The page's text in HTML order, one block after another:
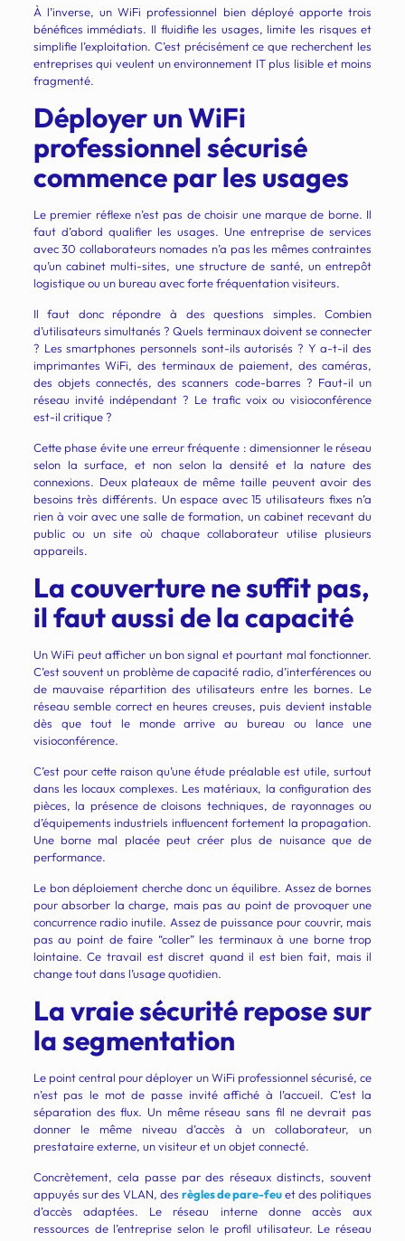
À l’inverse, un WiFi professionnel bien déployé apporte trois
bénéfices immédiats. Il fluidifie les usages, limite les risques et
simplifie l’exploitation. C’est précisément ce que recherchent les
entreprises qui veulent un environnement IT plus lisible et moins
fragmenté.
Déployer un WiFi
professionnel sécurisé
commence par les usages
Le premier réflexe n’est pas de choisir une marque de borne. Il
faut d’abord qualifier les usages. Une entreprise de services
avec 30 collaborateurs nomades n’a pas les mêmes contraintes
qu’un cabinet multi-sites, une structure de santé, un entrepôt
logistique ou un bureau avec forte fréquentation visiteurs.
Il faut donc répondre à des questions simples. Combien
d’utilisateurs simultanés ? Quels terminaux doivent se connecter
? Les smartphones personnels sont-ils autorisés ? Y a-t-il des
imprimantes WiFi, des terminaux de paiement, des caméras,
des objets connectés, des scanners code-barres ? Faut-il un
réseau invité indépendant ? Le trafic voix ou visioconférence
est-il critique ?
Cette phase évite une erreur fréquente : dimensionner le réseau
selon la surface, et non selon la densité et la nature des
connexions. Deux plateaux de même taille peuvent avoir des
besoins très différents. Un espace avec 15 utilisateurs fixes n’a
rien à voir avec une salle de formation, un cabinet recevant du
public ou un site où chaque collaborateur utilise plusieurs
appareils.
La couverture ne suffit pas,
il faut aussi de la capacité
Un WiFi peut afficher un bon signal et pourtant mal fonctionner.
C’est souvent un problème de capacité radio, d’interférences ou
de mauvaise répartition des utilisateurs entre les bornes. Le
réseau semble correct en heures creuses, puis devient instable
dès que tout le monde arrive au bureau ou lance une
visioconférence.
C’est pour cette raison qu’une étude préalable est utile, surtout
dans les locaux complexes. Les matériaux, la configuration des
pièces, la présence de cloisons techniques, de rayonnages ou
d’équipements industriels influencent fortement la propagation.
Une borne mal placée peut créer plus de nuisance que de
performance.
Le bon déploiement cherche donc un équilibre. Assez de bornes
pour absorber la charge, mais pas au point de provoquer une
concurrence radio inutile. Assez de puissance pour couvrir, mais
pas au point de faire “coller” les terminaux à une borne trop
lointaine. Ce travail est discret quand il est bien fait, mais il
change tout dans l’usage quotidien.
La vraie sécurité repose sur
la segmentation
Le point central pour déployer un WiFi professionnel sécurisé, ce
n’est pas le mot de passe invité affiché à l’accueil. C’est la
séparation des flux. Un même réseau sans fil ne devrait pas
donner le même niveau d’accès à un collaborateur, un
prestataire externe, un visiteur et un objet connecté.
Concrètement, cela passe par des réseaux distincts, souvent
appuyés sur des VLAN, des règles de pare-feuet des politiques
d’accès adaptées. Le réseau interne donne accès aux
ressources de l’entreprise selon le profil utilisateur. Le réseau